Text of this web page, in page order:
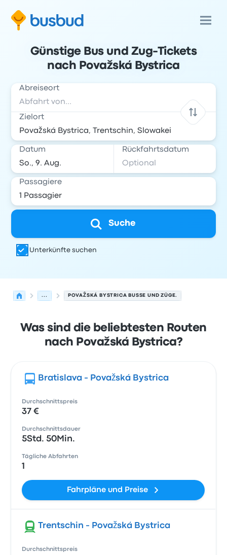
Günstige Bus und Zug-Tickets
nach Považská Bystrica
Abreiseort
Zielort
Datum Rückfahrtsdatum
Passagiere
Suche
Unterkünfte suchen
... POVAŽSKÁ BYSTRICA BUSSE UND ZÜGE.
Was sind die beliebtesten Routen
nach Považská Bystrica?
Bratislava - Považská Bystrica
Durchschnittspreis
37 €
Durchschnittsdauer
5Std. 50Min.
Tägliche Abfahrten
1
Fahrpläne und Preise
Trentschin - Považská Bystrica
Durchschnittspreis